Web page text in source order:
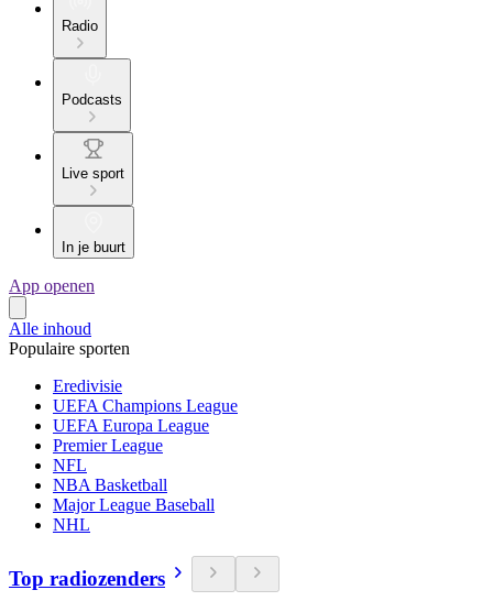
Radio
Podcasts
Live sport
In je buurt
App openen
Alle inhoud
Populaire sporten
Eredivisie
UEFA Champions League
UEFA Europa League
Premier League
NFL
NBA Basketball
Major League Baseball
NHL
Top radiozenders